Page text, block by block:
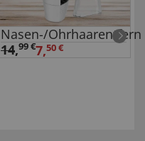
Nasen-/
14,99 €7,50 €